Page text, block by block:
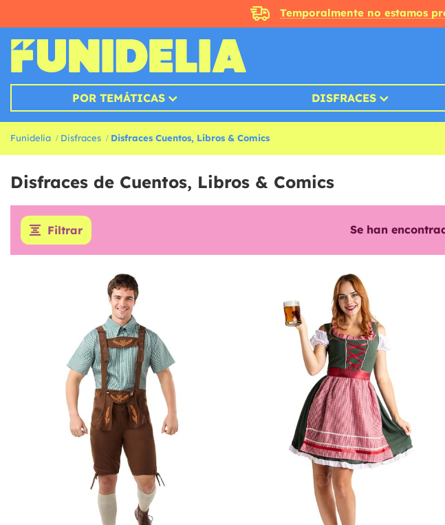
Temporalmente no estamos
POR TEMÁTICAS DISFRACES
Funidelia Disfraces Disfraces Cuentos, Libros & Comics
Disfraces de Cuentos, Libros & Comics
Filtrar Se han